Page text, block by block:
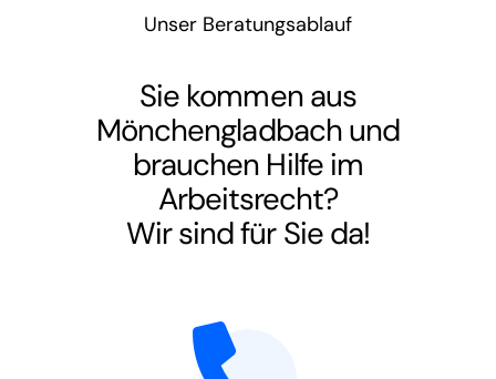
Unser Beratungsablauf
Sie kommen aus
Mönchengladbach und
brauchen Hilfe im
Arbeitsrecht?
Wir sind für Sie da!